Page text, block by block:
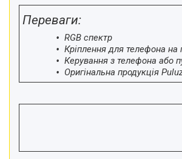
Міні вітрові машини
Генератори диму
Аксесуари для фото-
відеозйомки
Кріплення
телефонів і смартфонів
Переваги:
RGB спектр
Кріплення для телефона на
Керування з телефона або
Оригінальна продукція